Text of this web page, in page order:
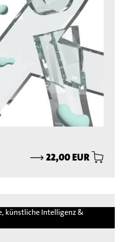
⟶22,00 EUR
künstliche Intelligenz &